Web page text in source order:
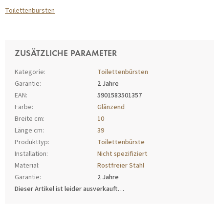
Toilettenbürsten
ZUSÄTZLICHE PARAMETER
Kategorie:
Toilettenbürsten
Garantie:
2 Jahre
EAN:
5901583501357
Farbe:
Glänzend
Breite cm:
10
Länge cm:
39
Produkttyp:
Toilettenbürste
Installation:
Nicht spezifiziert
Material:
Rostfreier Stahl
Garantie:
2 Jahre
Dieser Artikel ist leider ausverkauft…